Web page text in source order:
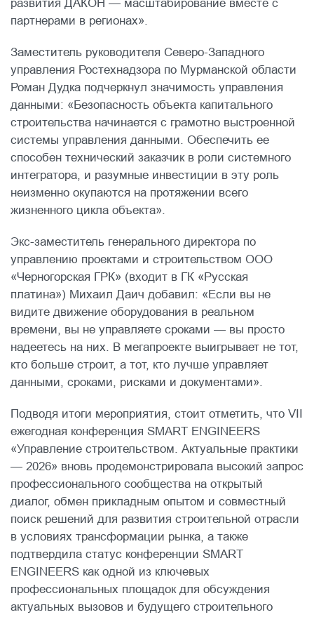
развития ДАКОН — масштабирование вместе с
партнерами в регионах».
Заместитель руководителя Северо-Западного
управления Ростехнадзора по Мурманской области
Роман Дудка подчеркнул значимость управления
данными: «Безопасность объекта капитального
строительства начинается с грамотно выстроенной
системы управления данными. Обеспечить ее
способен технический заказчик в роли системного
интегратора, и разумные инвестиции в эту роль
неизменно окупаются на протяжении всего
жизненного цикла объекта».
Экс-заместитель генерального директора по
управлению проектами и строительством ООО
«Черногорская ГРК» (входит в ГК «Русская
платина») Михаил Даич добавил: «Если вы не
видите движение оборудования в реальном
времени, вы не управляете сроками — вы просто
надеетесь на них. В мегапроекте выигрывает не тот,
кто больше строит, а тот, кто лучше управляет
данными, сроками, рисками и документами».
Подводя итоги мероприятия, стоит отметить, что VII
ежегодная конференция SMART ENGINEERS
«Управление строительством. Актуальные практики
— 2026» вновь продемонстрировала высокий запрос
профессионального сообщества на открытый
диалог, обмен прикладным опытом и совместный
поиск решений для развития строительной отрасли
в условиях трансформации рынка, а также
подтвердила статус конференции SMART
ENGINEERS как одной из ключевых
профессиональных площадок для обсуждения
актуальных вызовов и будущего строительного